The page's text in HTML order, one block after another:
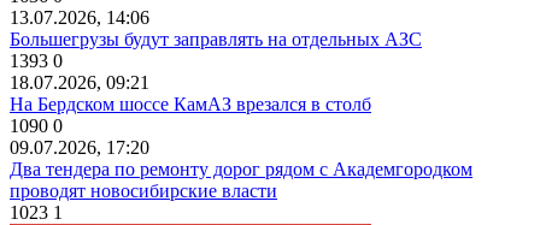
13.07.2026, 14:06
Большегрузы будут заправлять на отдельных АЗС
1393 0
18.07.2026, 09:21
На Бердском шоссе КамАЗ врезался в столб
1090 0
09.07.2026, 17:20
Два тендера по ремонту дорог рядом с Академгородком
проводят новосибирские власти
1023 1